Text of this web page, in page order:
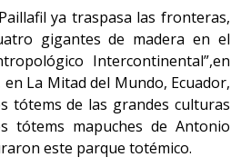
ya traspasa las fronteras,
gigantes de madera en el
Intercontinental”,en
La Mitad del Mundo, Ecuador,
tótems de las grandes culturas
tótems mapuches de Antonio
este parque totémico.